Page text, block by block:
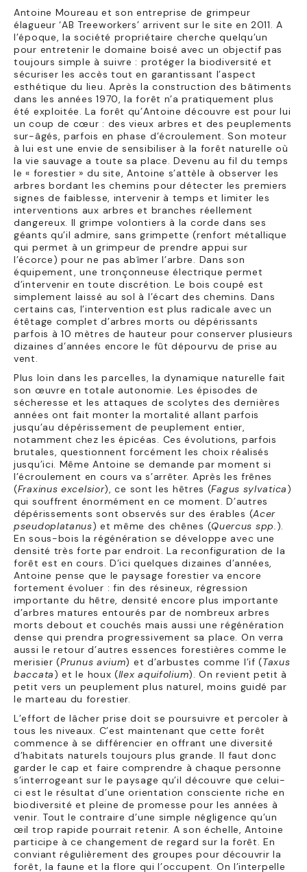
Antoine Moureau et son entreprise de grimpeur
élagueur ‘AB Treeworkers’ arrivent sur le site en 2011. A
l’époque, la société propriétaire cherche quelqu’un
pour entretenir le domaine boisé avec un objectif pas
toujours simple à suivre : protéger la biodiversité et
sécuriser les accès tout en garantissant l’aspect
esthétique du lieu. Après la construction des bâtiments
dans les années 1970, la forêt n’a pratiquement plus
été exploitée. La forêt qu’Antoine découvre est pour lui
un coup de cœur : des vieux arbres et des peuplements
sur-âgés, parfois en phase d’écroulement. Son moteur
à lui est une envie de sensibiliser à la forêt naturelle où
la vie sauvage a toute sa place. Devenu au fil du temps
le « forestier » du site, Antoine s’attèle à observer les
arbres bordant les chemins pour détecter les premiers
signes de faiblesse, intervenir à temps et limiter les
interventions aux arbres et branches réellement
dangereux. Il grimpe volontiers à la corde dans ses
géants qu’il admire, sans grimpette (renfort métallique
qui permet à un grimpeur de prendre appui sur
l’écorce) pour ne pas abîmer l’arbre. Dans son
équipement, une tronçonneuse électrique permet
d’intervenir en toute discrétion. Le bois coupé est
simplement laissé au sol à l’écart des chemins. Dans
certains cas, l’intervention est plus radicale avec un
étêtage complet d’arbres morts ou dépérissants
parfois à 10 mètres de hauteur pour conserver plusieurs
dizaines d’années encore le fût dépourvu de prise au
vent.
Plus loin dans les parcelles, la dynamique naturelle fait
son œuvre en totale autonomie. Les épisodes de
sécheresse et les attaques de scolytes des dernières
années ont fait monter la mortalité allant parfois
jusqu’au dépérissement de peuplement entier,
notamment chez les épicéas. Ces évolutions, parfois
brutales, questionnent forcément les choix réalisés
jusqu’ici. Même Antoine se demande par moment si
l’écroulement en cours va s’arrêter. Après les frênes
(Fraxinus excelsior), ce sont les hêtres (Fagus sylvatica)
qui souffrent énormément en ce moment. D’autres
dépérissements sont observés sur des érables (Acer
pseudoplatanus) et même des chênes (Quercus spp.).
En sous-bois la régénération se développe avec une
densité très forte par endroit. La reconfiguration de la
forêt est en cours. D’ici quelques dizaines d’années,
Antoine pense que le paysage forestier va encore
fortement évoluer : fin des résineux, régression
importante du hêtre, densité encore plus importante
d’arbres matures entourés par de nombreux arbres
morts debout et couchés mais aussi une régénération
dense qui prendra progressivement sa place. On verra
aussi le retour d’autres essences forestières comme le
merisier (Prunus avium) et d’arbustes comme l’if (Taxus
baccata) et le houx (Ilex aquifolium). On revient petit à
petit vers un peuplement plus naturel, moins guidé par
le marteau du forestier.
L’effort de lâcher prise doit se poursuivre et percoler à
tous les niveaux. C’est maintenant que cette forêt
commence à se différencier en offrant une diversité
d’habitats naturels toujours plus grande. Il faut donc
garder le cap et faire comprendre à chaque personne
s’interrogeant sur le paysage qu’il découvre que celui-
ci est le résultat d’une orientation consciente riche en
biodiversité et pleine de promesse pour les années à
venir. Tout le contraire d’une simple négligence qu’un
œil trop rapide pourrait retenir. A son échelle, Antoine
participe à ce changement de regard sur la forêt. En
conviant régulièrement des groupes pour découvrir la
forêt, la faune et la flore qui l’occupent. On l’interpelle